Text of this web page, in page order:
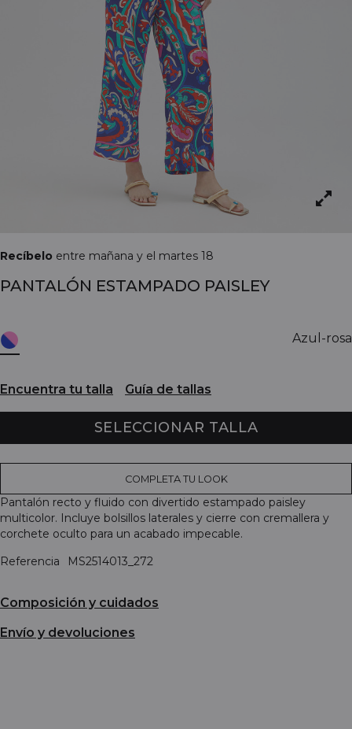
Recíbelo entre mañana y el martes 18
PANTALÓN ESTAMPADO PAISLEY
Azul-rosa
Encuentra tu talla Guía de tallas
SELECCIONAR TALLA
COMPLETA TU LOOK
Pantalón recto y fluido con divertido estampado paisley
multicolor. Incluye bolsillos laterales y cierre con cremallera y
corchete oculto para un acabado impecable.
Referencia
MS2514013_272
Composición y cuidados
Envío y devoluciones